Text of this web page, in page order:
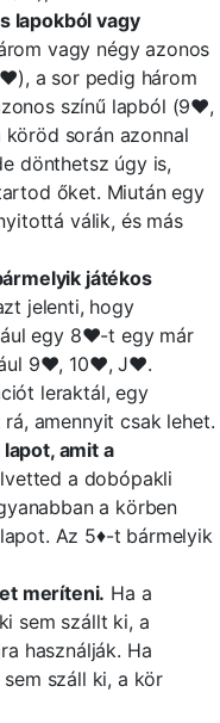
lapokból vagy
vagy négy azonos
a sor pedig három
színű lapból (9♥,
során azonnal
dönthetsz úgy is,
őket. Miután egy
válik, és más
játékos
jelenti, hogy
egy 8♥-t egy már
9♥, 10♥, J♥.
leraktál, egy
amennyit csak lehet.
amit a
a dobópakli
a körben
Az 5♦-t bármelyik
meríteni. Ha a
sem szállt ki, a
használják. Ha
száll ki, a kör